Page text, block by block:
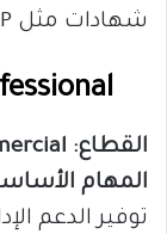
شهادات مثل Oracle Fusion ERP وISO 27001.
القطاع: Commercial
المهام
توفير الدعم